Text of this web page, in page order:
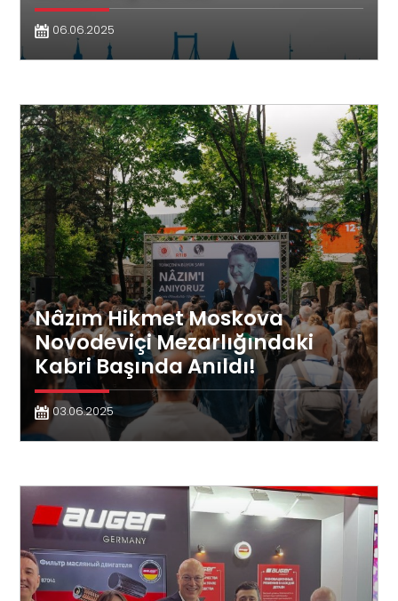
06.06.2025
Nâzım Hikmet Moskova
Novodeviçi Mezarlığındaki
Kabri Başında Anıldı!
03.06.2025